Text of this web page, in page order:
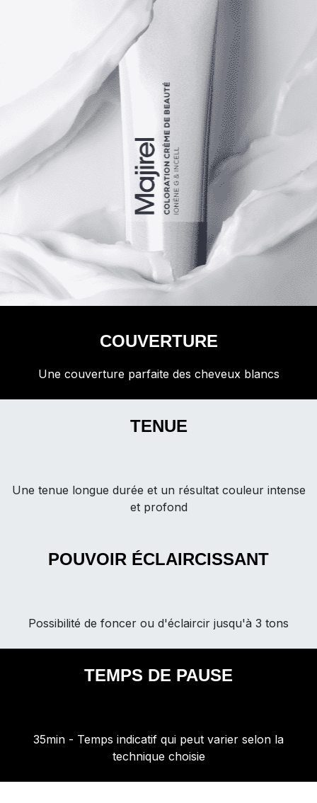
COUVERTURE
Une couverture parfaite des cheveux blancs
TENUE
Une tenue longue durée et un résultat couleur intense
et profond
POUVOIR ÉCLAIRCISSANT
Possibilité de foncer ou d'éclaircir jusqu'à 3 tons
TEMPS DE PAUSE
35min - Temps indicatif qui peut varier selon la
technique choisie